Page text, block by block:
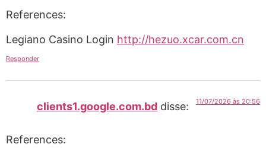
References:
Legiano Casino Login http://hezuo.xcar.com.cn
Responder
clients1.google.com.bd disse: 11/07/2026 às 20:56
References: